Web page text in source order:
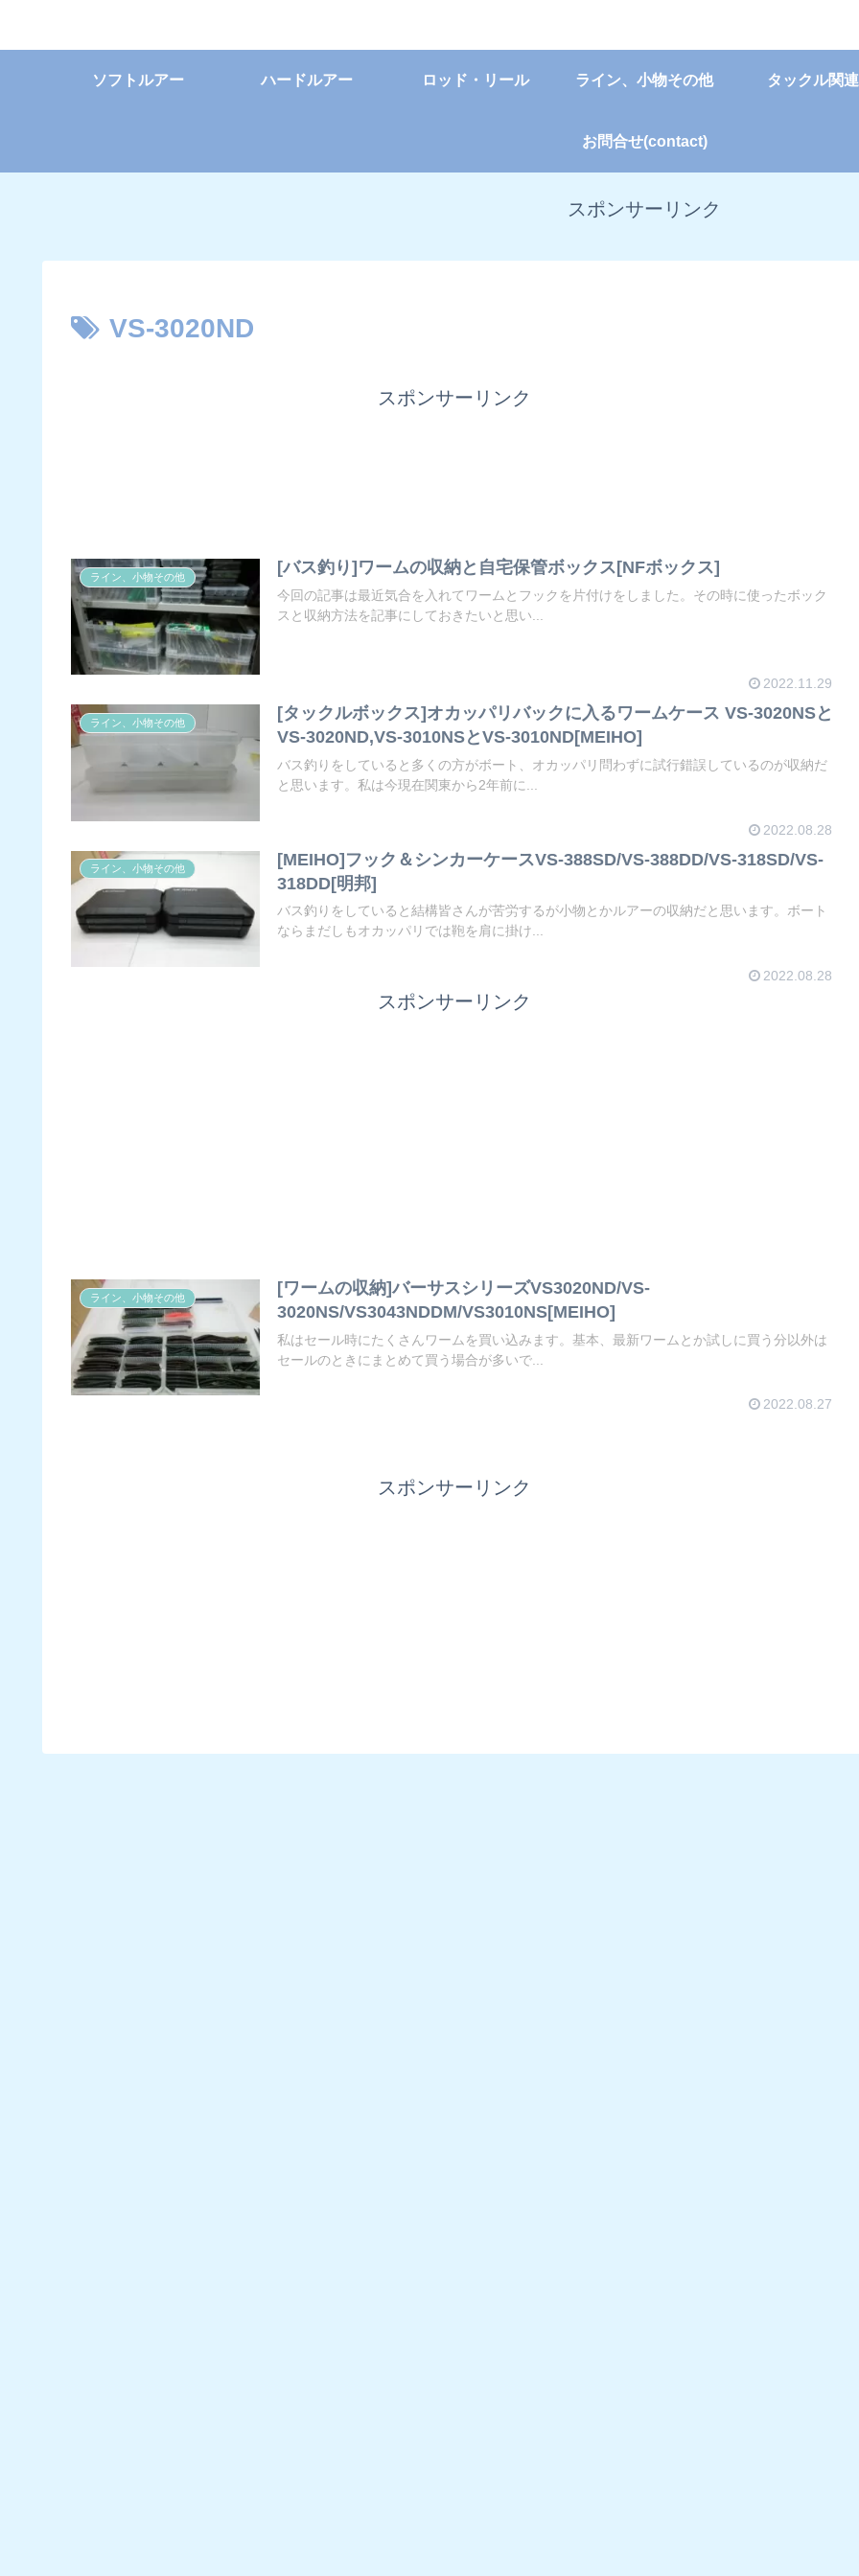
ソフトルアー ハードルアー ロッド・リール ライン、小物その他 タックル関連
お問合せ(contact)
スポンサーリンク
VS-3020ND
スポンサーリンク
ライン、小物その他 [バス釣り]ワームの収納と自宅保管ボックス[NFボックス]
今回の記事は最近気合を入れてワームとフックを片付けをしました。その時に使ったボック
スと収納方法を記事にしておきたいと思い...
2022.11.29
ライン、小物その他
[タックルボックス]オカッパリバックに入るワームケース VS-3020NSと
VS-3020ND,VS-3010NSとVS-3010ND[MEIHO]
バス釣りをしていると多くの方がボート、オカッパリ問わずに試行錯誤しているのが収納だ
と思います。私は今現在関東から2年前に...
2022.08.28
ライン、小物その他
[MEIHO]フック＆シンカーケースVS-388SD/VS-388DD/VS-318SD/VS-
318DD[明邦]
バス釣りをしていると結構皆さんが苦労するが小物とかルアーの収納だと思います。ボート
ならまだしもオカッパリでは鞄を肩に掛け...
2022.08.28
スポンサーリンク
ライン、小物その他
[ワームの収納]バーサスシリーズVS3020ND/VS-
3020NS/VS3043NDDM/VS3010NS[MEIHO]
私はセール時にたくさんワームを買い込みます。基本、最新ワームとか試しに買う分以外は
セールのときにまとめて買う場合が多いで...
2022.08.27
スポンサーリンク